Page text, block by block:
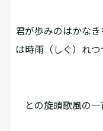
君が歩みのはかな
は時雨（しぐ）れつ
との旋頭歌風の一